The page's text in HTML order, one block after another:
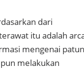
dari
itu adalah
mengenai
melakukan